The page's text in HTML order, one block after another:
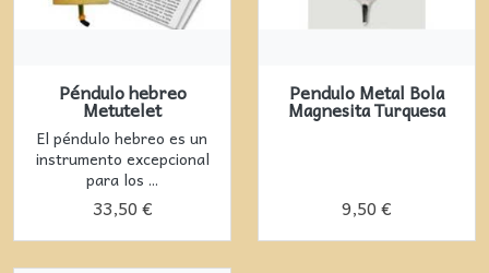
Péndulo hebreo
Metutelet
El péndulo hebreo es un
instrumento excepcional
para los ...
33,50 €
Pendulo Metal Bola
Magnesita Turquesa
9,50 €